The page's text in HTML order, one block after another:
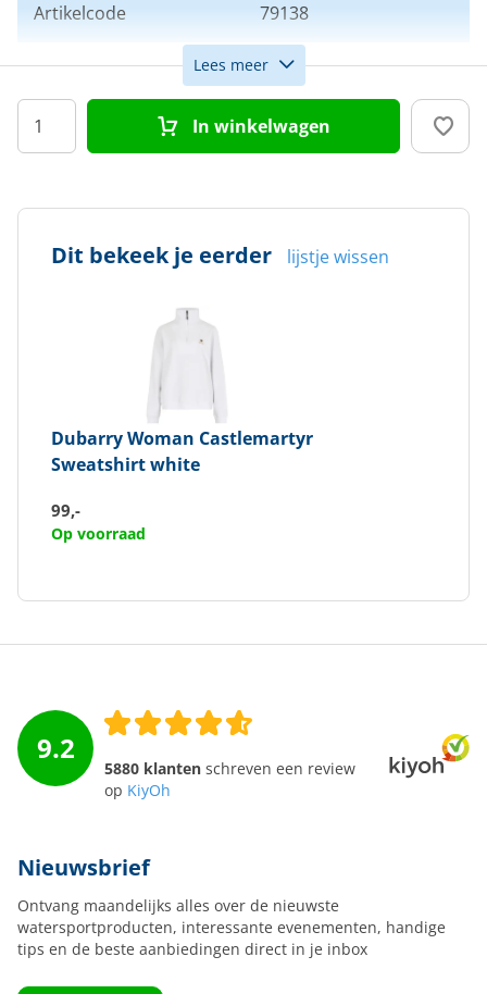
Artikelcode 79138
Maat 38
Kleur Wit
Lees meer
In winkelwagen
Dit bekeek je eerder lijstje wissen
DubarryWoman Castlemartyr
Sweatshirt white
99,-
Op voorraad
9.2
5880 klanten schreven een review
op KiyOh
Nieuwsbrief
Ontvang maandelijks alles over de nieuwste
watersportproducten, interessante evenementen, handige
tips en de beste aanbiedingen direct in je inbox